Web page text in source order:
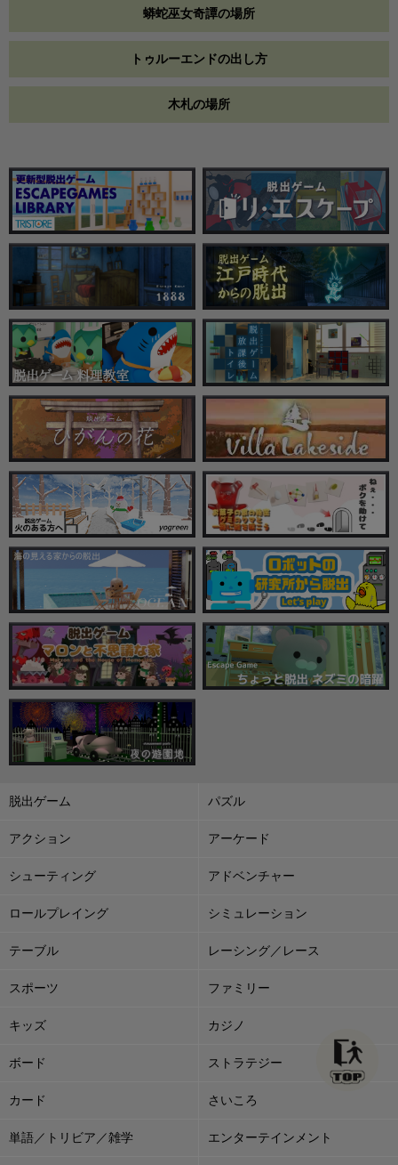
蟒蛇巫女奇譚の場所
トゥルーエンドの出し方
木札の場所
脱出ゲーム パズル
アクション アーケード
シューティング アドベンチャー
ロールプレイング シミュレーション
テーブル レーシング／レース
スポーツ ファミリー
キッズ カジノ
ボード ストラテジー
カード さいころ
単語／トリビア／雑学 エンターテインメント